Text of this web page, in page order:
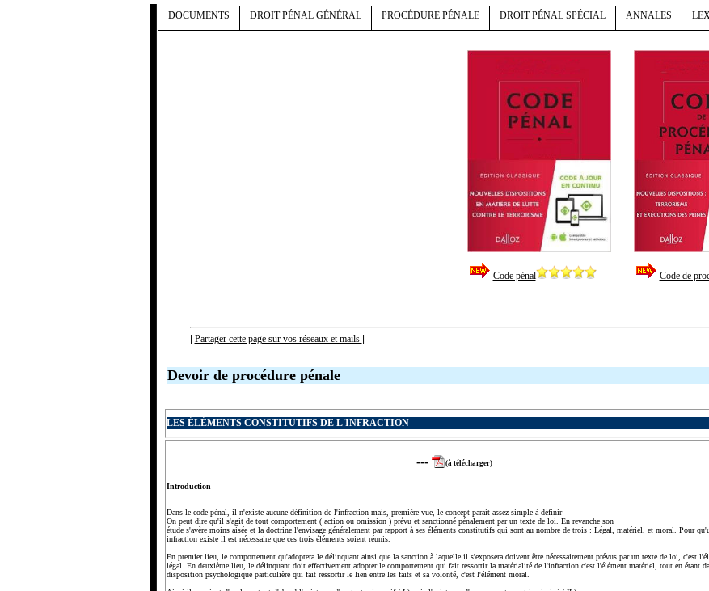
DOCUMENTS DROIT PÉNAL GÉNÉRAL PROCÉDURE PÉNALE DROIT PÉNAL SPÉCIAL ANNALES
Code pénal Code de
Partager cette page sur vos réseaux et mails
Devoir de procédure pénale
LES ÉLÉMENTS CONSTITUTIFS DE L'INFRACTION
--- (à télécharger)
Introduction
Dans le code pénal, il n'existe aucune définition de l'infraction mais, première vue, le concept parait assez simple à définir
On peut dire qu'il s'agit de tout comportement ( action ou omission ) prévu et sanctionné pénalement par un texte de loi. En revanche son
étude s'avère moins aisée et la doctrine l'envisage généralement par rapport à ses éléments constitutifs qui sont au nombre de trois : Légal, matériel, et moral. Pour
infraction existe il est nécessaire que ces trois éléments soient réunis.
En premier lieu, le comportement qu'adoptera le délinquant ainsi que la sanction à laquelle il s'exposera doivent être nécessairement prévus par un texte de loi, c'est
légal. En deuxième lieu, le délinquant doit effectivement adopter le comportement qui fait ressortir la matérialité de l'infraction c'est l'élément matériel, tout en étant
disposition psychologique particulière qui fait ressortir le lien entre les faits et sa volonté, c'est l'élément moral.